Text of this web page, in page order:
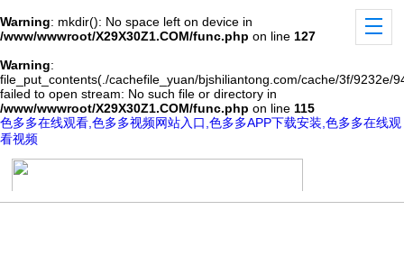
Warning: mkdir(): No space left on device in
/www/wwwroot/X29X30Z1.COM/func.php on line 127
Warning:
file_put_contents(./cachefile_yuan/bjshiliantong.com/cache/3f/9232e/
failed to open stream: No such file or directory in
/www/wwwroot/X29X30Z1.COM/func.php on line 115
色多多在线观看,色多多视频网站入口,色多多APP下载安装,色多多在线观
看视频